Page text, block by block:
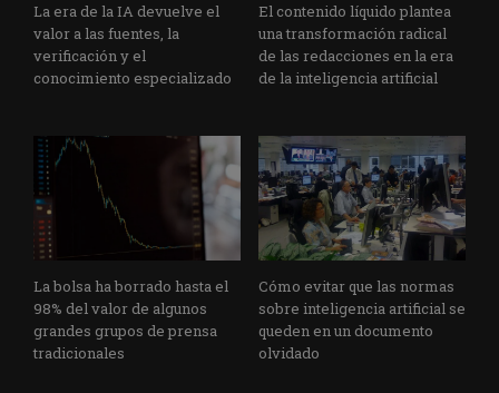
La era de la IA devuelve el
valor a las fuentes, la
verificación y el
conocimiento especializado
El contenido líquido plantea
una transformación radical
de las redacciones en la era
de la inteligencia artificial
La bolsa ha borrado hasta el
98% del valor de algunos
grandes grupos de prensa
tradicionales
Cómo evitar que las normas
sobre inteligencia artificial se
queden en un documento
olvidado